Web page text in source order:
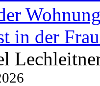
in der